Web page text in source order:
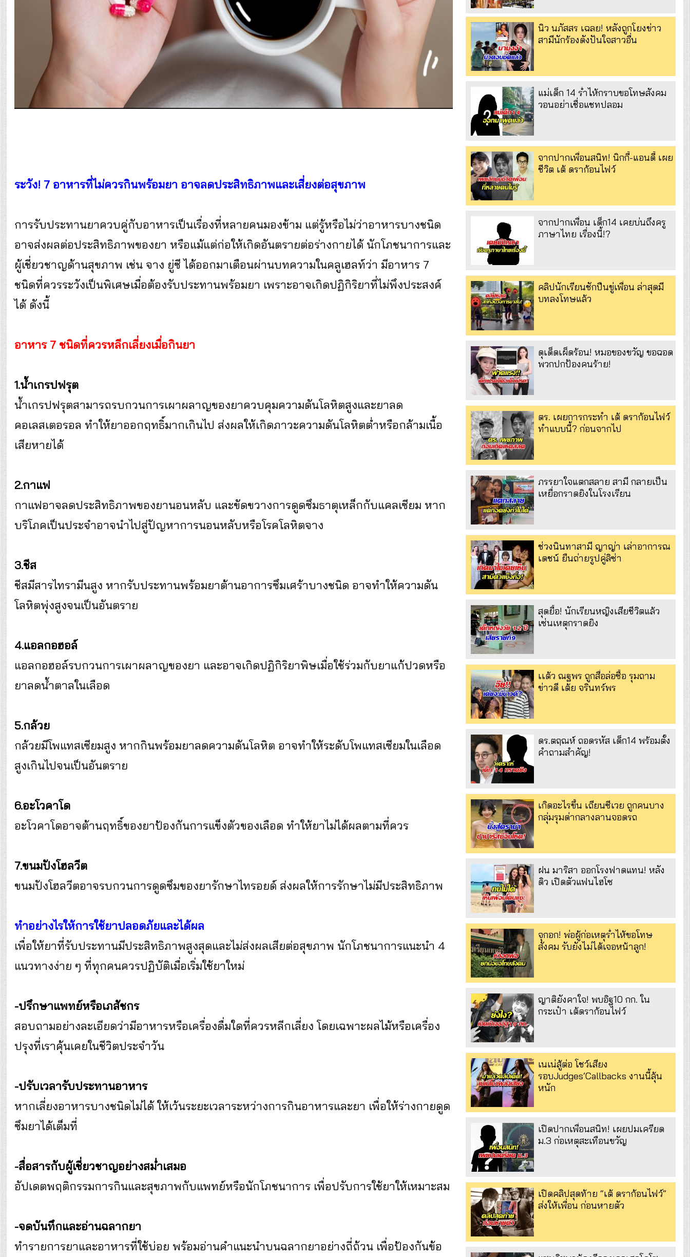
ระวัง! 7 อาหารที่ไม่ควรกินพร้อมยา อาจลดประสิทธิภาพและเสี่ยงต่อสุขภาพ
การรับประทานยาควบคู่กับอาหารเป็นเรื่องที่หลายคนมองข้าม แต่รู้หรือไม่ว่าอาหารบางชนิด
อาจส่งผลต่อประสิทธิภาพของยา หรือแม้แต่ก่อให้เกิดอันตรายต่อร่างกายได้ นักโภชนาการและ
ผู้เชี่ยวชาญด้านสุขภาพ เช่น จาง ยู่ซี ได้ออกมาเตือนผ่านบทความในคลูเฮลท์ว่า มีอาหาร 7
ชนิดที่ควรระวังเป็นพิเศษเมื่อต้องรับประทานพร้อมยา เพราะอาจเกิดปฏิกิริยาที่ไม่พึงประสงค์
ได้ ดังนี้
อาหาร 7 ชนิดที่ควรหลีกเลี่ยงเมื่อกินยา
1.น้ำเกรปฟรุต
น้ำเกรปฟรุตสามารถรบกวนการเผาผลาญของยาควบคุมความดันโลหิตสูงและยาลด
คอเลสเตอรอล ทำให้ยาออกฤทธิ์มากเกินไป ส่งผลให้เกิดภาวะความดันโลหิตต่ำหรือกล้ามเนื้อ
เสียหายได้
2.กาแฟ
กาแฟอาจลดประสิทธิภาพของยานอนหลับ และขัดขวางการดูดซึมธาตุเหล็กกับแคลเซียม หาก
บริโภคเป็นประจำอาจนำไปสู่ปัญหาการนอนหลับหรือโรคโลหิตจาง
3.ชีส
ชีสมีสารไทรามีนสูง หากรับประทานพร้อมยาต้านอาการซึมเศร้าบางชนิด อาจทำให้ความดัน
โลหิตพุ่งสูงจนเป็นอันตราย
4.แอลกอฮอล์
แอลกอฮอล์รบกวนการเผาผลาญของยา และอาจเกิดปฏิกิริยาพิษเมื่อใช้ร่วมกับยาแก้ปวดหรือ
ยาลดน้ำตาลในเลือด
5.กล้วย
กล้วยมีโพแทสเซียมสูง หากกินพร้อมยาลดความดันโลหิต อาจทำให้ระดับโพแทสเซียมในเลือด
สูงเกินไปจนเป็นอันตราย
6.อะโวคาโด
อะโวคาโดอาจต้านฤทธิ์ของยาป้องกันการแข็งตัวของเลือด ทำให้ยาไม่ได้ผลตามที่ควร
7.ขนมปังโฮลวีต
ขนมปังโฮลวีตอาจรบกวนการดูดซึมของยารักษาไทรอยด์ ส่งผลให้การรักษาไม่มีประสิทธิภาพ
ทำอย่างไรให้การใช้ยาปลอดภัยและได้ผล
เพื่อให้ยาที่รับประทานมีประสิทธิภาพสูงสุดและไม่ส่งผลเสียต่อสุขภาพ นักโภชนาการแนะนำ 4
แนวทางง่าย ๆ ที่ทุกคนควรปฏิบัติเมื่อเริ่มใช้ยาใหม่
-ปรึกษาแพทย์หรือเภสัชกร
สอบถามอย่างละเอียดว่ามีอาหารหรือเครื่องดื่มใดที่ควรหลีกเลี่ยง โดยเฉพาะผลไม้หรือเครื่อง
ปรุงที่เราคุ้นเคยในชีวิตประจำวัน
-ปรับเวลารับประทานอาหาร
หากเลี่ยงอาหารบางชนิดไม่ได้ ให้เว้นระยะเวลาระหว่างการกินอาหารและยา เพื่อให้ร่างกายดูด
ซึมยาได้เต็มที่
-สื่อสารกับผู้เชี่ยวชาญอย่างสม่ำเสมอ
อัปเดตพฤติกรรมการกินและสุขภาพกับแพทย์หรือนักโภชนาการ เพื่อปรับการใช้ยาให้เหมาะสม
-จดบันทึกและอ่านฉลากยา
ทำรายการยาและอาหารที่ใช้บ่อย พร้อมอ่านคำแนะนำบนฉลากยาอย่างถี่ถ้วน เพื่อป้องกันข้อ
นิว นภัสสร เฉลย! หลังถูกโยงข่าว
สามีนักร้องดังปันใจสาวอื่น
แม่เด็ก 14 ร่ำไห้กราบขอโทษสังคม
วอนอย่าเชื่อแชทปลอม
จากปากเพื่อนสนิท! นิกกี้-แอนดี้ เผย
ชีวิต เต้ ดราก้อนไฟว์
จากปากเพื่อน เด็ก14 เคยบ่นถึงครู
ภาษาไทย เรื่องนี้!?
คลิปนักเรียนชักปืนขู่เพื่อน ล่าสุดมี
บทลงโทษแล้ว
ดุเด็ดเผ็ดร้อน! หมอของขวัญ ขอฉอด
พวกปกป้องคนร้าย!
ตร. เผยการกระทำ เต้ ดราก้อนไฟว์
ทำแบบนี้? ก่อนจากไป
ภรรยาใจแตกสลาย สามี กลายเป็น
เหยื่อกราดยิงในโรงเรียน
ช่วงนินทาสามี ญาญ่า เล่าอาการณ
เดชน์ ยืนถ่ายรูปคู่ลิซ่า
สุดยื้อ! นักเรียนหญิงเสียชีวิตแล้ว
เซ่นเหตุกราดยิง
เเต้ว ณฐพร ถูกสื่อล่อซื้อ รุมถาม
ข่าวดี เต้ย จรินทร์พร
ดร.ตฤณห์ ถอดรหัส เด็ก14 พร้อมตั้ง
คำถามสำคัญ!
เกิดอะไรขึ้น เถียนซีเวย ถูกคนบาง
กลุ่มรุมด่ากลางลานจอดรถ
ฝน มาริสา ออกโรงฟาดแทน! หลัง
ดิว เปิดตัวแฟนไฮโซ
จุกอก! พ่อผู้ก่อเหตุร่ำไห้ขอโทษ
สังคม รับยังไม่ได้เจอหน้าลูก!
ญาติยังคาใจ! พบอิฐ10 กก. ใน
กระเป๋า เต้ดราก้อนไฟว์
เนเน่สู้ต่อ โชว์เสียง
รอบJudges’Callbacks งานนี้ลุ้น
หนัก
เปิดปากเพื่อนสนิท! เผยปมเครียด
ม.3 ก่อเหตุสะเทือนขวัญ
เปิดคลิปสุดท้าย “เต้ ดราก้อนไฟว์”
ส่งให้เพื่อน ก่อนหายตัว